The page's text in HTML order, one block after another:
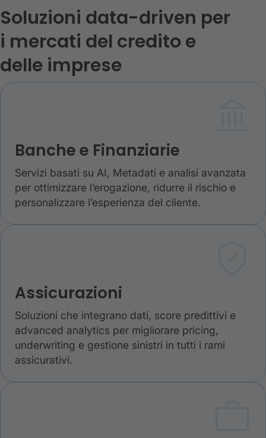
Soluzioni data-driven per
i mercati del credito e
delle imprese
Banche e Finanziarie
Servizi basati su AI, Metadati e analisi avanzata
per ottimizzare l’erogazione, ridurre il rischio e
personalizzare l’esperienza del cliente.
Assicurazioni
Soluzioni che integrano dati, score predittivi e
advanced analytics per migliorare pricing,
underwriting e gestione sinistri in tutti i rami
assicurativi.